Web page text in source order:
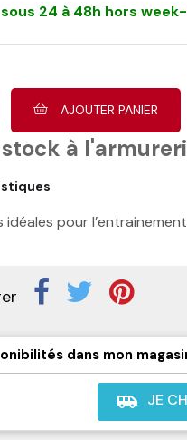
24 à 48h hors
AJOUTER PANIER
stock à
idéales pour
dans mon
airport_shuttle JE